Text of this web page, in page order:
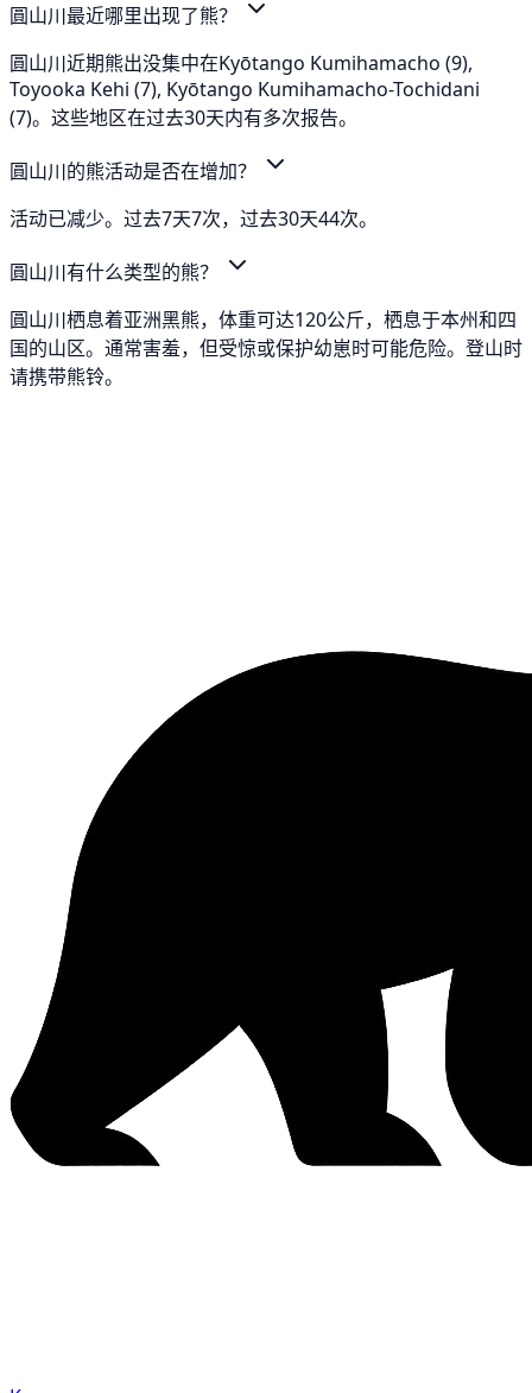
圓山川最近哪里出现了熊？
圓山川近期熊出没集中在Kyōtango Kumihamacho (9),
Toyooka Kehi (7), Kyōtango Kumihamacho-Tochidani
(7)。这些地区在过去30天内有多次报告。
圓山川的熊活动是否在增加？
活动已减少。过去7天7次，过去30天44次。
圓山川有什么类型的熊？
圓山川栖息着亚洲黑熊，体重可达120公斤，栖息于本州和四
国的山区。通常害羞，但受惊或保护幼崽时可能危险。登山时
请携带熊铃。